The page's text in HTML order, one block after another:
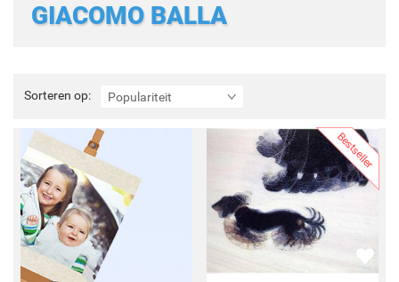
GIACOMO BALLA
Sorteren op: Populariteit
Sorteren
op:
Bestseller